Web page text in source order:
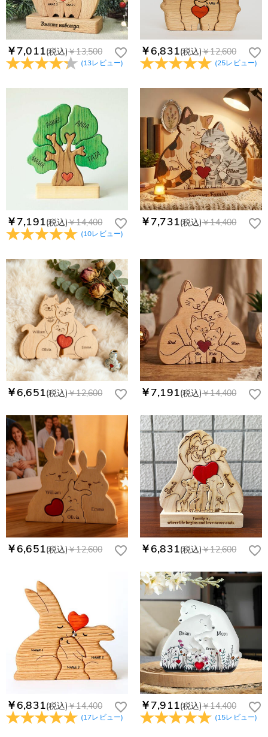
￥7,011(税込)￥13,500
(13レビュー)
￥6,831(税込)￥12,600
(25レビュー)
￥7,191(税込)￥14,400
(10レビュー)
￥7,731(税込)￥14,400
￥6,651(税込)￥12,600 ￥7,191(税込)￥14,400
￥6,651(税込)￥12,600 ￥6,831(税込)￥12,600
￥6,831(税込)￥14,400
(17レビュー)
￥7,911(税込)￥14,400
(15レビュー)